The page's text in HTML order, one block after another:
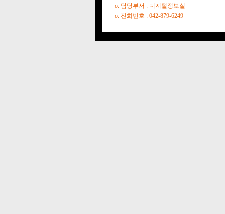
o. 담당부서 : 디지털정보실
o. 전화번호 : 042-879-6249